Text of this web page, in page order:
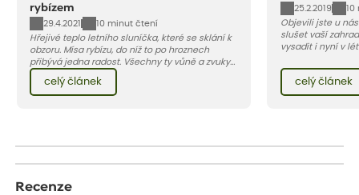
rybízem
29.4.2021
10 minut čtení
Hřejivé teplo letního sluníčka, které se sklání k
obzoru. Mísa rybízu, do níž to po hroznech
přibývá jedna radost. Všechny ty vůně a zvuky
červencové zahrady. Sklizeň rybízu do kuchyně
vnese neuvěřitelný klid a radost. A taky trochu
bezstarostnosti dětství při mlsání babiččina
celý článek
25.2.2019
Objevili jste u
slušet vaší
vysadit i nyní v
celý rok – nyní
vody než na jaře
celý článek
Recenze